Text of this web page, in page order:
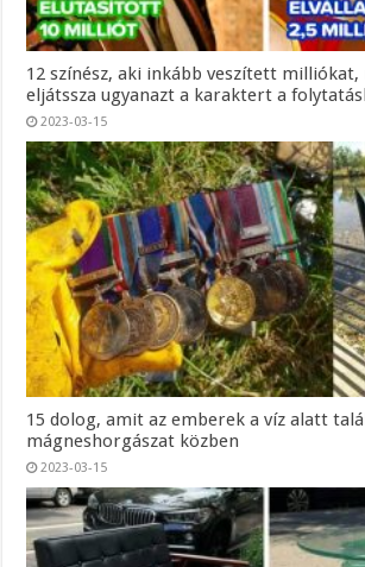
12 színész, aki inkább veszített
eljátssza ugyanazt a karaktert a
2023-03-15
15 dolog, amit az emberek a víz alatt
mágneshorgászat közben
2023-03-15